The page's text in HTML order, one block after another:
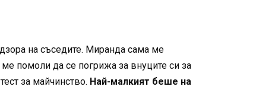
на съседите. Миранда сама ме
помоли да се погрижа за внуците си за
за майчинство. Най-малкият беше на